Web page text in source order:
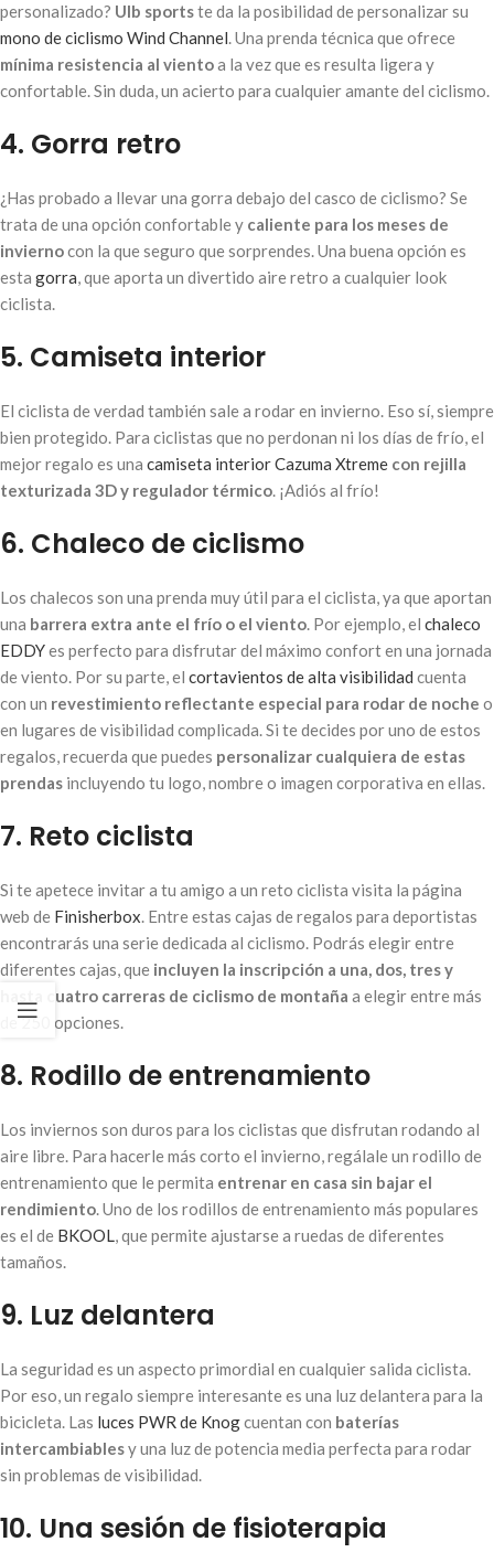
personalizado? Ulb sportste da la posibilidad de personalizar su
mono de ciclismo Wind Channel. Una prenda técnica que ofrece
mínima resistencia al vientoa la vez que es resulta ligera y
confortable. Sin duda, un acierto para cualquier amante del ciclismo.
4. Gorra retro
¿Has probado a llevar una gorra debajo del casco de ciclismo? Se
trata de una opción confortable y caliente para los meses de
inviernocon la que seguro que sorprendes. Una buena opción es
esta gorra, que aporta un divertido aire retro a cualquier look
ciclista.
5. Camiseta interior
El ciclista de verdad también sale a rodar en invierno. Eso sí, siempre
bien protegido. Para ciclistas que no perdonan ni los días de frío, el
mejor regalo es una camiseta interior Cazuma Xtreme con rejilla
texturizada 3D y regulador térmico. ¡Adiós al frío!
6. Chaleco de ciclismo
Los chalecos son una prenda muy útil para el ciclista, ya que aportan
una barrera extra ante el frío o el viento. Por ejemplo, el chaleco
EDDYes perfecto para disfrutar del máximo confort en una jornada
de viento. Por su parte, el cortavientos de alta visibilidad cuenta
con un revestimiento reflectante especial para rodar de noche o
en lugares de visibilidad complicada. Si te decides por uno de estos
regalos, recuerda que puedes personalizar cualquiera de estas
prendas incluyendo tu logo, nombre o imagen corporativa en ellas.
7. Reto ciclista
Si te apetece invitar a tu amigo a un reto ciclista visita la página
web de Finisherbox. Entre estas cajas de regalos para deportistas
encontrarás una serie dedicada al ciclismo. Podrás elegir entre
diferentes cajas, que incluyen la inscripción a una, dos, tres y
hasta cuatro carreras de ciclismo de montaña a elegir entre más
de 250 opciones.
8. Rodillo de entrenamiento
Los inviernos son duros para los ciclistas que disfrutan rodando al
aire libre. Para hacerle más corto el invierno, regálale un rodillo de
entrenamiento que le permita entrenar en casa sin bajar el
rendimiento. Uno de los rodillos de entrenamiento más populares
es el de BKOOL, que permite ajustarse a ruedas de diferentes
tamaños.
9. Luz delantera
La seguridad es un aspecto primordial en cualquier salida ciclista.
Por eso, un regalo siempre interesante es una luz delantera para la
bicicleta. Las luces PWR de Knogcuentan con baterías
intercambiablesy una luz de potencia media perfecta para rodar
sin problemas de visibilidad.
10. Una sesión de fisioterapia